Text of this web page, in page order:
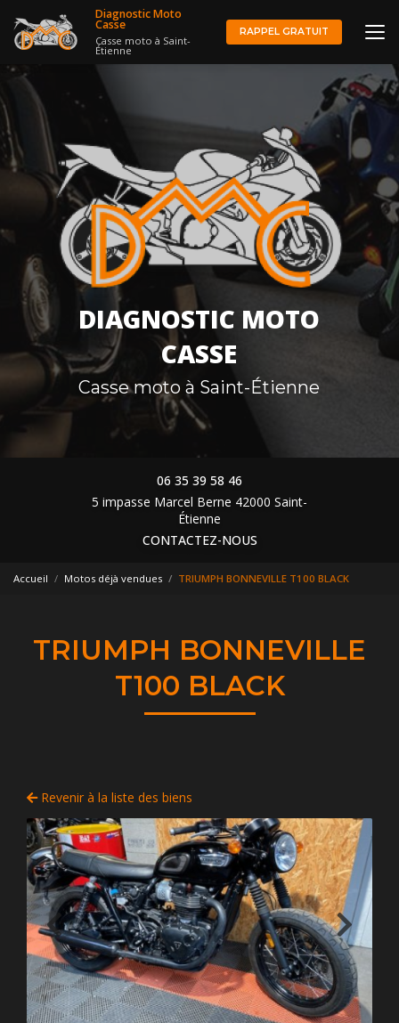
au
contenu
Diagnostic Moto
Casse
Casse moto à Saint-
Étienne
RAPPEL GRATUIT
DIAGNOSTIC MOTO
CASSE
Casse moto à Saint-Étienne
06 35 39 58 46
5 impasse Marcel Berne 42000 Saint-
Étienne
CONTACTEZ-NOUS
Accueil Motos déjà vendues TRIUMPH BONNEVILLE T100 BLACK
TRIUMPH BONNEVILLE
T100 BLACK
Revenir à la liste des biens